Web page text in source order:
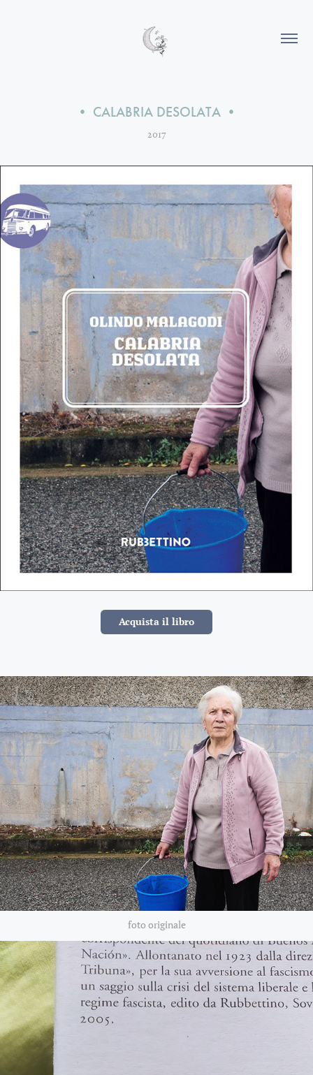
• CALABRIA DESOLATA •
2017
Acquista il libro
foto originale